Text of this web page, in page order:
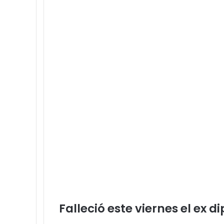
Falleció este viernes el ex